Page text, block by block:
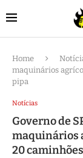
Home
maquinários
pipa
Notícias
Governo de
maquinários
20